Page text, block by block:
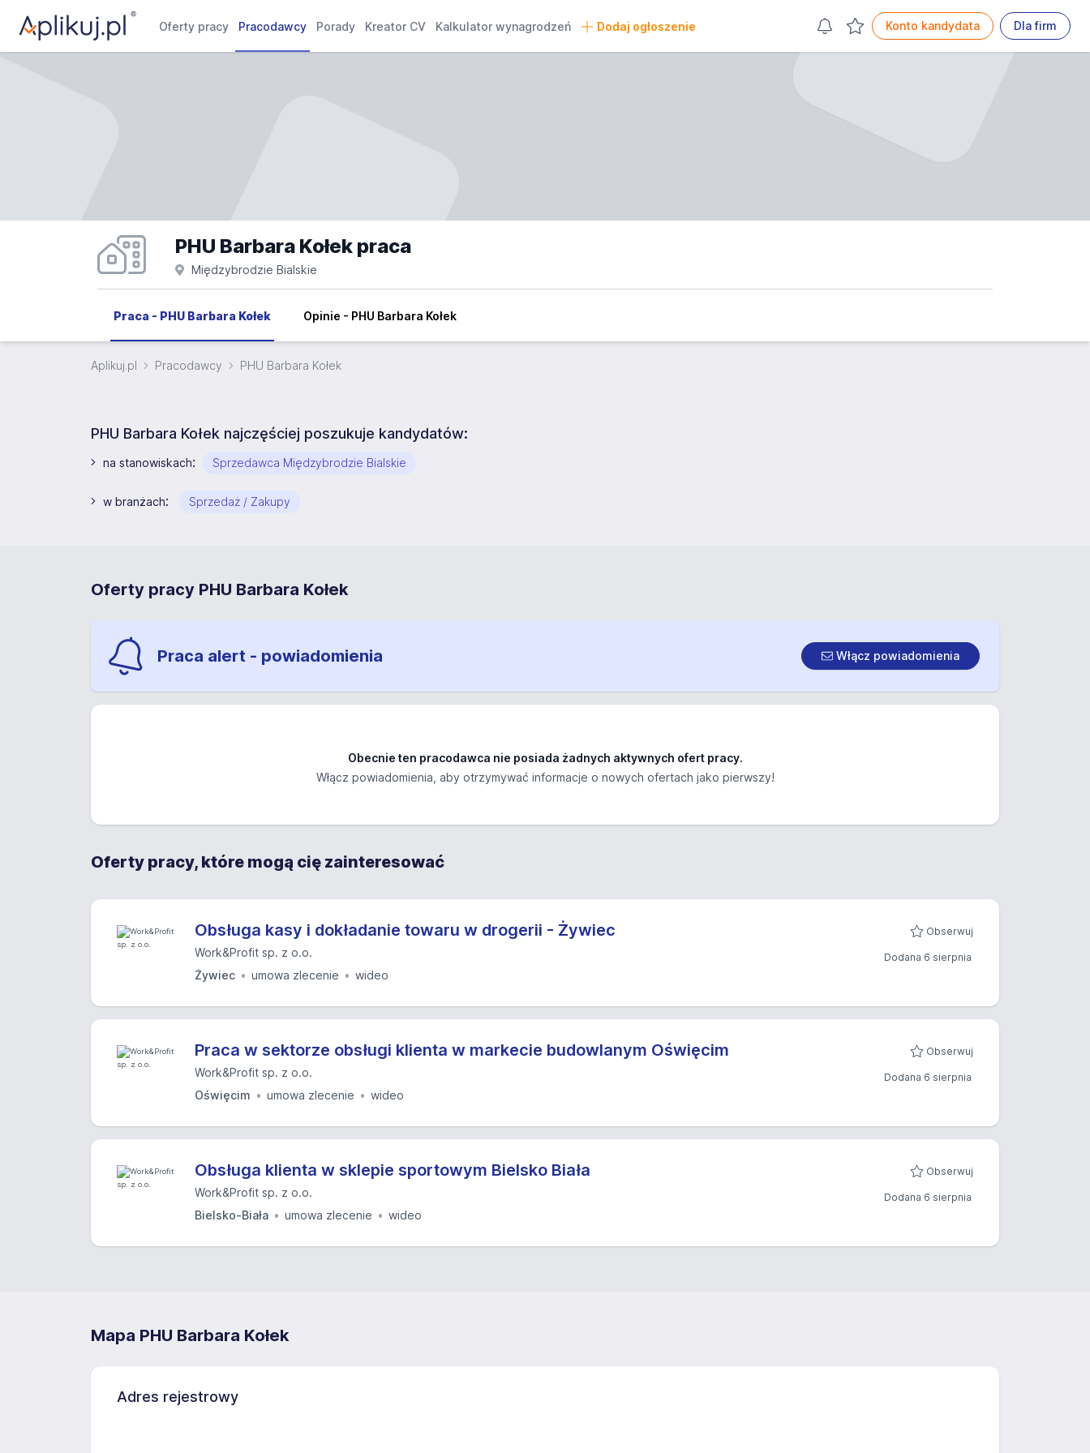
Oferty pracy Pracodawcy Porady Kreator CV Kalkulator wynagrodzeń Dodaj ogłoszenie Konto kandydata Dla firm
PHU Barbara Kołek praca
Międzybrodzie Bialskie
Praca - PHU Barbara Kołek Opinie - PHU Barbara Kołek
Aplikuj.pl Pracodawcy PHU Barbara Kołek
PHU Barbara Kołek najczęściej poszukuje kandydatów:
na stanowiskach: Sprzedawca Międzybrodzie Bialskie
w branżach: Sprzedaż / Zakupy
Oferty pracy PHU Barbara Kołek
Praca alert - powiadomienia Włącz powiadomienia
Obecnie ten pracodawca nie posiada żadnych aktywnych ofert pracy.
Włącz powiadomienia, aby otrzymywać informacje o nowych ofertach jako pierwszy!
Oferty pracy, które mogą cię zainteresować
Obsługa kasy i dokładanie towaru w drogerii - Żywiec
Work&Profit sp. z o.o.
Żywiec
umowa zlecenie wideo
Obserwuj
Dodana 6 sierpnia
Praca w sektorze obsługi klienta w markecie budowlanym Oświęcim
Work&Profit sp. z o.o.
Oświęcim
umowa zlecenie wideo
Obserwuj
Dodana 6 sierpnia
Obsługa klienta w sklepie sportowym Bielsko Biała
Work&Profit sp. z o.o.
Bielsko-Biała
umowa zlecenie wideo
Obserwuj
Dodana 6 sierpnia
Mapa PHU Barbara Kołek
Adres rejestrowy